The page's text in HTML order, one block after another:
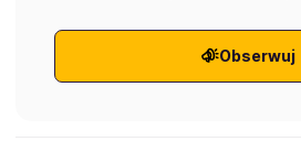
Obserwuj